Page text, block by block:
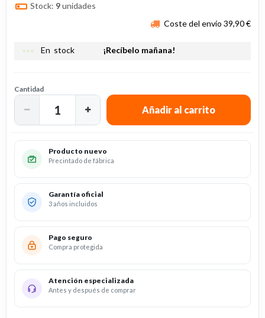
Stock: 9unidades
Coste del envío 39,90 €
more_horiz En stock ¡Recíbelo mañana!
Cantidad
Producto nuevo
Precintado de fábrica
Garantía oficial
3 años incluidos
Pago seguro
Compra protegida
Atención especializada
Antes y después de comprar